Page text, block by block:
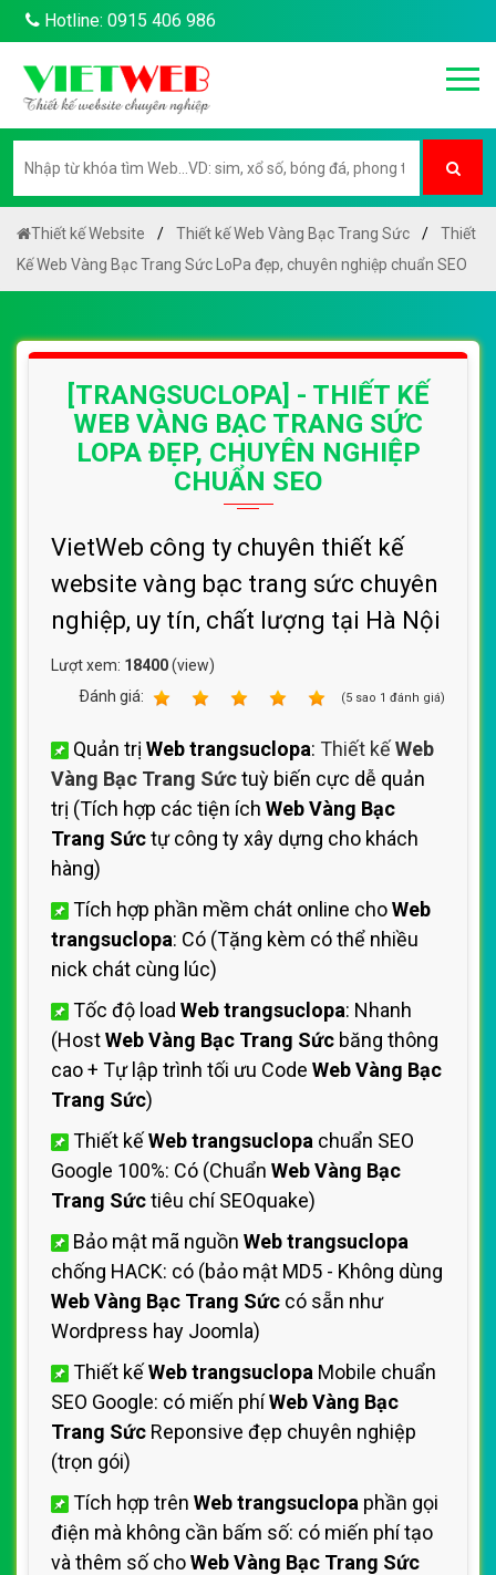
Hotline: 0915 406 986
Thiết kế Website Thiết kế Web Vàng Bạc Trang Sức
Thiết
Kế Web Vàng Bạc Trang Sức LoPa đẹp, chuyên nghiệp chuẩn SEO
[TRANGSUCLOPA] - THIẾT KẾ
WEB VÀNG BẠC TRANG SỨC
LOPA ĐẸP, CHUYÊN NGHIỆP
CHUẨN SEO
VietWeb công ty chuyên thiết kế
website vàng bạc trang sức chuyên
nghiệp, uy tín, chất lượng tại Hà Nội
Lượt xem: 18400(view)
Ðánh giá:
(5 sao 1 đánh giá)
Quản trị Web trangsuclopa: Thiết kếWeb
Vàng Bạc Trang Sứctuỳ biến cực dễ quản
trị (Tích hợp các tiện ích Web Vàng Bạc
Trang Sứctự công ty xây dựng cho khách
hàng)
Tích hợp phần mềm chát online choWeb
trangsuclopa: Có (Tặng kèm có thể nhiều
nick chát cùng lúc)
Tốc độ load Web trangsuclopa: Nhanh
(HostWeb Vàng Bạc Trang Sức băng thông
cao + Tự lập trình tối ưu Code Web Vàng Bạc
Trang Sức)
Thiết kếWeb trangsuclopa chuẩn SEO
Google 100%: Có (Chuẩn Web Vàng Bạc
Trang Sứctiêu chí SEOquake)
Bảo mật mã nguồn Web trangsuclopa
chống HACK: có (bảo mật MD5 - Không dùng
Web Vàng Bạc Trang Sức có sẵn như
Wordpress hay Joomla)
Thiết kếWeb trangsuclopa Mobile chuẩn
SEO Google: có miến phíWeb Vàng Bạc
Trang Sức Reponsive đẹp chuyên nghiệp
(trọn gói)
Tích hợp trên Web trangsuclopa phần gọi
điện mà không cần bấm số: có miến phí tạo
và thêm số choWeb Vàng Bạc Trang Sức